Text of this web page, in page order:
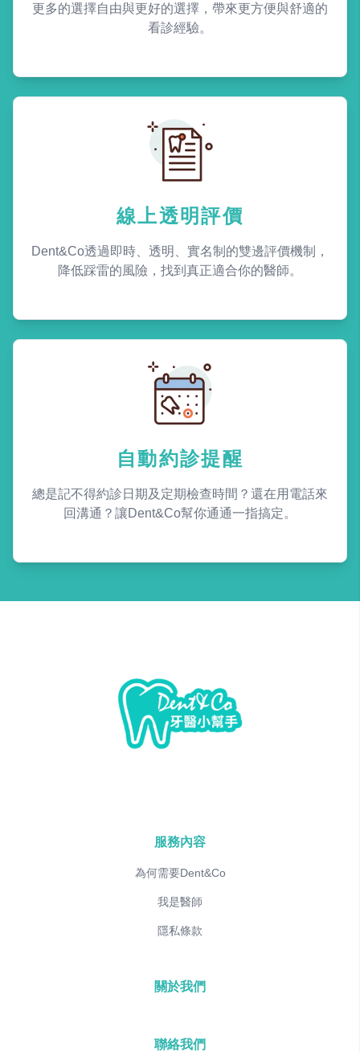
更多的選擇自由與更好的選擇，帶來更方便與舒適的
看診經驗。
線上透明評價
Dent&Co透過即時、透明、實名制的雙邊評價機制，
降低踩雷的風險，找到真正適合你的醫師。
自動約診提醒
總是記不得約診日期及定期檢查時間？還在用電話來
回溝通？讓Dent&Co幫你通通一指搞定。
服務內容
為何需要Dent&Co
我是醫師
隱私條款
關於我們
聯絡我們